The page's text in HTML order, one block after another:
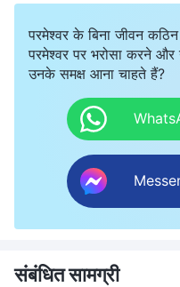
परमेश्वर के बिना जीवन
परमेश्वर पर भरोसा करने
उनके समक्ष आना चाहते हैं?
संबंधित सामग्री